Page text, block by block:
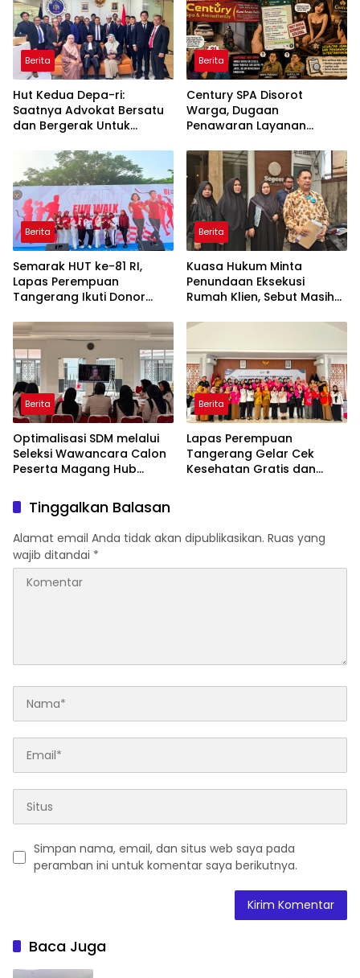
Berita
Hut Kedua Depa-ri:
Saatnya Advokat Bersatu
dan Bergerak Untuk
Berita
Century SPA Disorot
Warga, Dugaan
Penawaran Layanan
Percakapan WhatsApp
Berita
Semarak HUT ke-81 RI,
Lapas Perempuan
Tangerang Ikuti Donor
Kementerian Imigrasi dan
Pemasyarakatan
Berita
Kuasa Hukum Minta
Penundaan Eksekusi
Rumah Klien, Sebut Masih
Hukum yang Berjalan
Berita
Optimalisasi SDM melalui
Seleksi Wawancara Calon
Peserta Magang Hub
2026
Berita
Lapas Perempuan
Tangerang Gelar Cek
Kesehatan Gratis dan
Tinggalkan Balasan
Alamat email Anda tidak akan dipublikasikan. Ruas yang
wajib ditandai *
Simpan nama, email, dan situs web saya pada
peramban ini untuk komentar saya berikutnya.
Baca Juga